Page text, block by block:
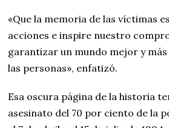
«Que la memoria de las víctimas
acciones e inspire nuestro
garantizar un mundo mejor y
las personas», enfatizó.
Esa oscura página de la historia
asesinato del 70 por ciento de la